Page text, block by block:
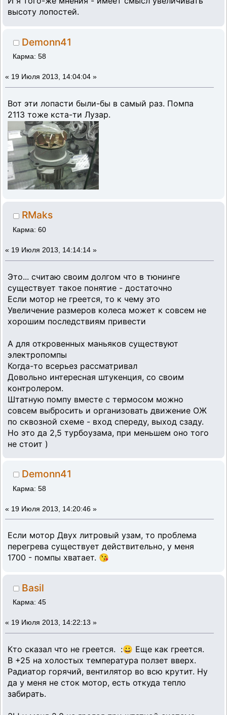
высоту лопостей.
Demonn41
Карма: 58
« 19 Июля 2013, 14:04:04 »
Вот эти лопасти были-бы в самый раз. Помпа
2113 тоже кста-ти Лузар.
RMaks
Карма: 60
« 19 Июля 2013, 14:14:14 »
Это... считаю своим долгом что в тюнинге
существует такое понятие - достаточно
Если мотор не греется, то к чему это
Увеличение размеров колеса может к совсем не
хорошим последствиям привести
А для откровенных маньяков существуют
электропомпы
Когда-то всерьез рассматривал
Довольно интересная штукенция, со своим
контролером.
Штатную помпу вместе с термосом можно
совсем выбросить и организовать движение ОЖ
по сквозной схеме - вход спереду, выход сзаду.
Но это да 2,5 турбоузама, при меньшем оно того
не стоит )
Demonn41
Карма: 58
« 19 Июля 2013, 14:20:46 »
Если мотор Двух литровый узам, то проблема
перегрева существует действительно, у меня
1700 - помпы хватает. 😘
Basil
Карма: 45
« 19 Июля 2013, 14:22:13 »
Кто сказал что не греется. :😀 Еще как греется.
В +25 на холостых температура ползет вверх.
Радиатор горячий, вентилятор во всю крутит. Ну
да у меня не сток мотор, есть откуда тепло
забирать.